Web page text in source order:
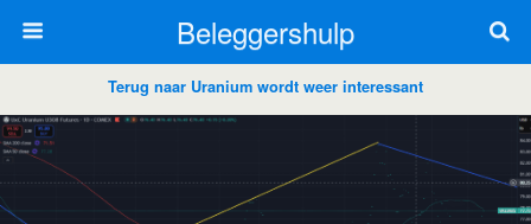
Beleggershulp
Terug naar Uranium wordt weer interessant